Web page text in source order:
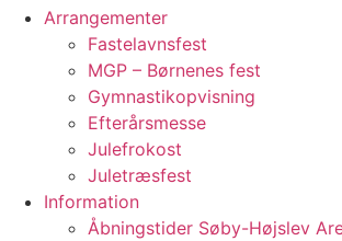
Arrangementer
Fastelavnsfest
MGP – Børnenes fest
Gymnastikopvisning
Efterårsmesse
Julefrokost
Juletræsfest
Information
Åbningstider Søby-Højslev